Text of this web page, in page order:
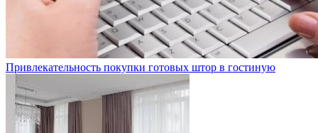
Привлекательность покупки готовых штор в гостиную